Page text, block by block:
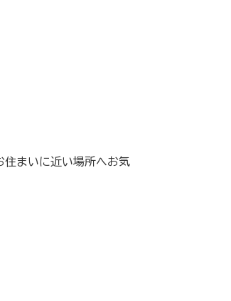
住まいに近い場所へお気